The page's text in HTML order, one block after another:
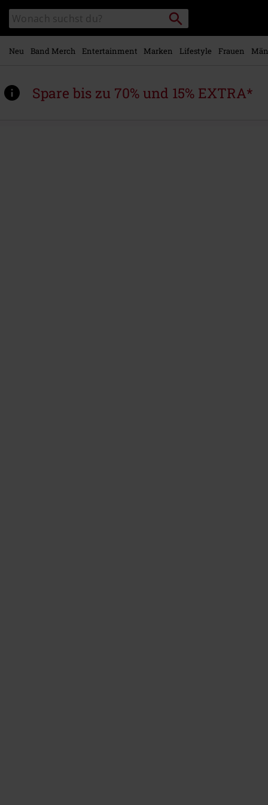
Hauptinhalt
springen
Katalog
durchsuchen
Packstation
suchen
Neu Band Merch Entertainment Marken Lifestyle Frauen
Spare bis zu 70% und 15% EXTRA*